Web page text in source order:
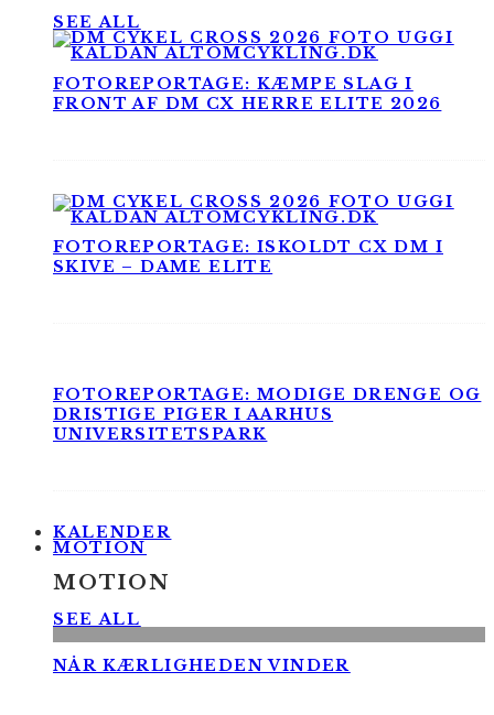
SEE ALL
FOTOREPORTAGE: KÆMPE SLAG I
FRONT AF DM CX HERRE ELITE 2026
FOTOREPORTAGE: ISKOLDT CX DM I
SKIVE – DAME ELITE
FOTOREPORTAGE: MODIGE DRENGE OG
DRISTIGE PIGER I AARHUS
UNIVERSITETSPARK
KALENDER
MOTION
MOTION
SEE ALL
NÅR KÆRLIGHEDEN VINDER